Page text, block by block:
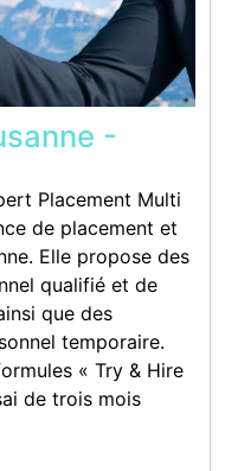
-
Placement Multi
de placement et
Elle propose des
qualifié et de
que des
temporaire.
« Try & Hire
de trois mois